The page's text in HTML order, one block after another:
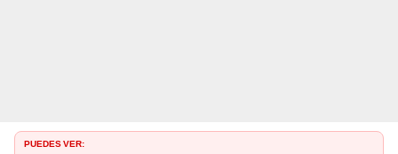
PUEDES VER: